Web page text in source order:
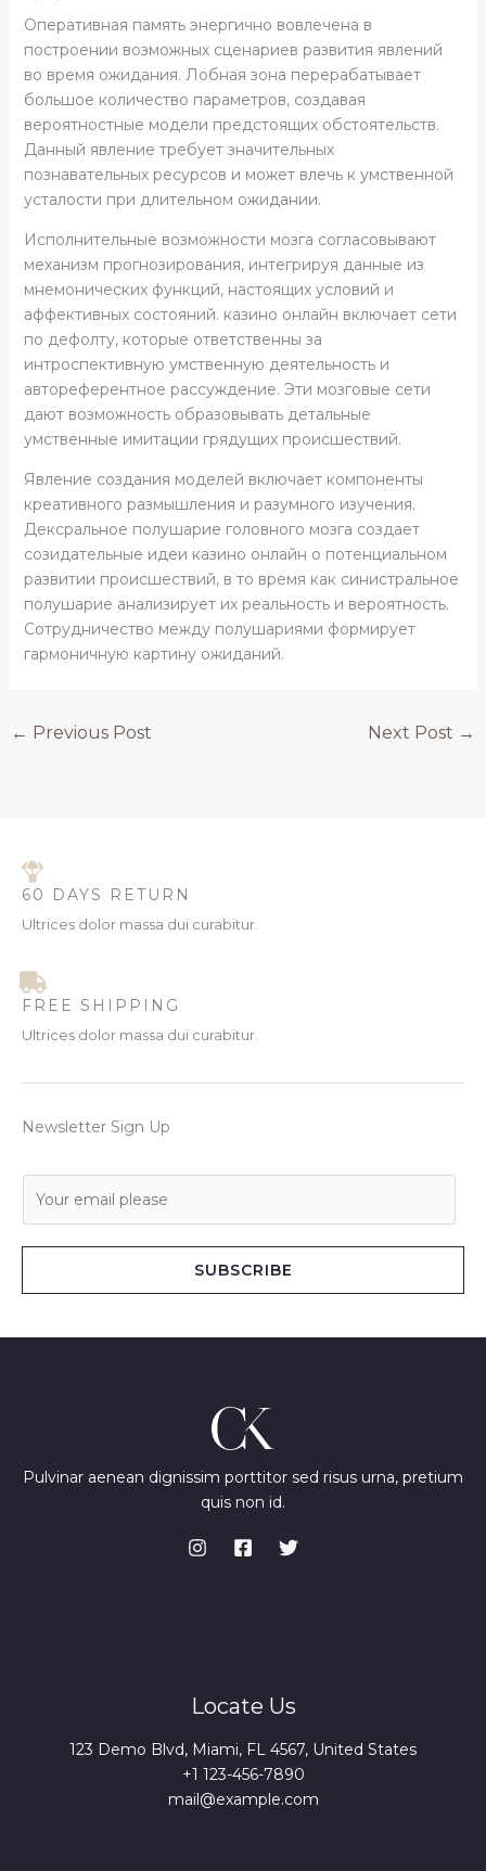
Оперативная память энергично вовлечена в
построении возможных сценариев развития явлений
во время ожидания. Лобная зона перерабатывает
большое количество параметров, создавая
вероятностные модели предстоящих обстоятельств.
Данный явление требует значительных
познавательных ресурсов и может влечь к умственной
усталости при длительном ожидании.
Исполнительные возможности мозга согласовывают
механизм прогнозирования, интегрируя данные из
мнемонических функций, настоящих условий и
аффективных состояний. казино онлайн включает сети
по дефолту, которые ответственны за
интроспективную умственную деятельность и
автореферентное рассуждение. Эти мозговые сети
дают возможность образовывать детальные
умственные имитации грядущих происшествий.
Явление создания моделей включает компоненты
креативного размышления и разумного изучения.
Дексральное полушарие головного мозга создает
созидательные идеи казино онлайн о потенциальном
развитии происшествий, в то время как синистральное
полушарие анализирует их реальность и вероятность.
Сотрудничество между полушариями формирует
гармоничную картину ожиданий.
← Previous Post Next Post →
60 DAYS RETURN
Ultrices dolor massa dui curabitur.
FREE SHIPPING
Ultrices dolor massa dui curabitur.
Newsletter Sign Up
SUBSCRIBE
Pulvinar aenean dignissim porttitor sed risus urna, pretium
quis non id.
Locate Us
123 Demo Blvd, Miami, FL 4567, United States
+1 123-456-7890
mail@example.com